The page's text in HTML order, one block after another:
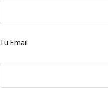
Tu Email